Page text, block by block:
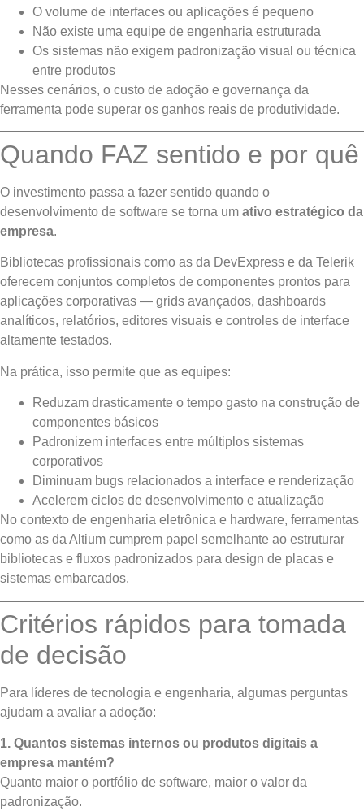
O volume de interfaces ou aplicações é pequeno
Não existe uma equipe de engenharia estruturada
Os sistemas não exigem padronização visual ou técnica
entre produtos
Nesses cenários, o custo de adoção e governança da
ferramenta pode superar os ganhos reais de produtividade.
Quando FAZ sentido e por quê
O investimento passa a fazer sentido quando o
desenvolvimento de software se torna um ativo estratégico da
empresa.
Bibliotecas profissionais como as da DevExpress e da Telerik
oferecem conjuntos completos de componentes prontos para
aplicações corporativas — grids avançados, dashboards
analíticos, relatórios, editores visuais e controles de interface
altamente testados.
Na prática, isso permite que as equipes:
Reduzam drasticamente o tempo gasto na construção de
componentes básicos
Padronizem interfaces entre múltiplos sistemas
corporativos
Diminuam bugs relacionados a interface e renderização
Acelerem ciclos de desenvolvimento e atualização
No contexto de engenharia eletrônica e hardware, ferramentas
como as da Altium cumprem papel semelhante ao estruturar
bibliotecas e fluxos padronizados para design de placas e
sistemas embarcados.
Critérios rápidos para tomada
de decisão
Para líderes de tecnologia e engenharia, algumas perguntas
ajudam a avaliar a adoção:
1. Quantos sistemas internos ou produtos digitais a
empresa mantém?
Quanto maior o portfólio de software, maior o valor da
padronização.